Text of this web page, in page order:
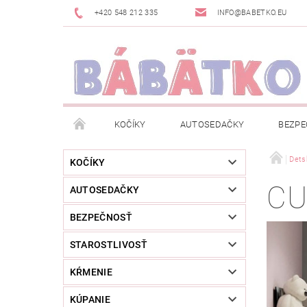
+420 548 212 335 INFO@BABETKO.EU
KOČÍKY AUTOSEDAČKY
DOGSPACE POSLEDNÁ ŠANCA
NOVINKY MOJA
KOČÍKY
AUTOSEDAČKY
BEZPEČNOSŤ
STAROSTLIVOSŤ
KŔMENIE
KÚPANIE